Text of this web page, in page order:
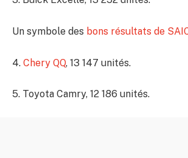
Un symbole des bons résultats de
4. Chery QQ, 13 147 unités.
5. Toyota Camry, 12 186 unités.